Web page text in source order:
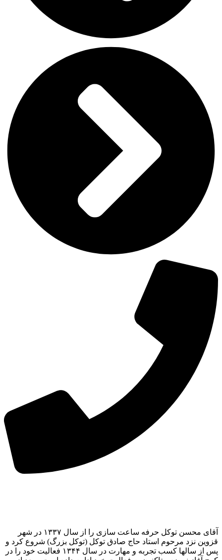
آقای محسن توکل حرفه ساعت سازی را از سال ۱۳۳۷ در شهر
قزوین نزد مرحوم استاد حاج صادق توکل (توکل بزرگ) شروع کرد و
پس از سالها کسب تجربه و مهارت در سال ۱۳۴۴ فعالیت خود را در